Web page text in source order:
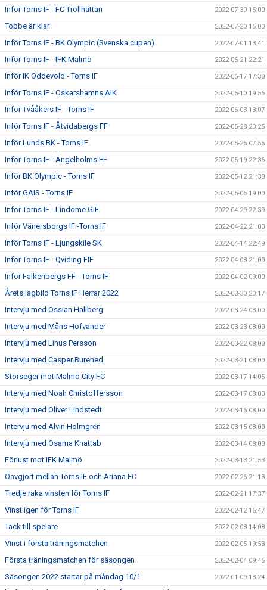
Inför Torns IF - FC Trollhättan 2022-07-30 15:00
Tobbe är klar 2022-07-20 15:00
Inför Torns IF - BK Olympic (Svenska cupen) 2022-07-01 13:41
Inför Torns IF - IFK Malmö 2022-06-21 22:21
Inför IK Oddevold - Torns IF 2022-06-17 17:30
Inför Torns IF - Oskarshamns AIK 2022-06-10 19:56
Inför Tvååkers IF - Torns IF 2022-06-03 13:07
Inför Torns IF - Åtvidabergs FF 2022-05-28 20:25
Inför Lunds BK - Torns IF 2022-05-25 07:55
Inför Torns IF - Ängelholms FF 2022-05-19 22:36
Inför BK Olympic - Torns IF 2022-05-12 21:30
Inför GAIS - Torns IF 2022-05-06 19:00
Inför Torns IF - Lindome GIF 2022-04-29 22:39
Inför Vänersborgs IF -Torns IF 2022-04-22 21:00
Inför Torns IF - Ljungskile SK 2022-04-14 22:49
Inför Torns IF - Qviding FIF 2022-04-08 21:00
Inför Falkenbergs FF - Torns IF 2022-04-02 09:00
Årets lagbild Torns IF Herrar 2022 2022-03-30 20:17
Intervju med Ossian Hallberg 2022-03-24 08:00
Intervju med Måns Hofvander 2022-03-23 08:00
Intervju med Linus Persson 2022-03-22 08:00
Intervju med Casper Burehed 2022-03-21 08:00
Storseger mot Malmö City FC 2022-03-17 14:05
Intervju med Noah Christoffersson 2022-03-17 08:00
Intervju med Oliver Lindstedt 2022-03-16 08:00
Intervju med Alvin Holmgren 2022-03-15 08:00
Intervju med Osama Khattab 2022-03-14 08:00
Förlust mot IFK Malmö 2022-03-13 21:53
Oavgjort mellan Torns IF och Ariana FC 2022-02-26 21:13
Tredje raka vinsten för Torns IF 2022-02-21 17:37
Vinst igen för Torns IF 2022-02-12 16:47
Tack till spelare 2022-02-08 14:08
Vinst i första träningsmatchen 2022-02-05 19:53
Första träningsmatchen för säsongen 2022-02-04 09:45
Säsongen 2022 startar på måndag 10/1 2022-01-09 18:24